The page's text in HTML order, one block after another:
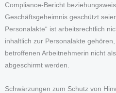
Compliance-Bericht
Geschäftsgeheimnis geschützt
Personalakte“ ist arbeitsrechtlich
inhaltlich zur Personalakte
betroffenen Arbeitnehmerin nicht
abgeschirmt werden.
Schwärzungen zum Schutz von